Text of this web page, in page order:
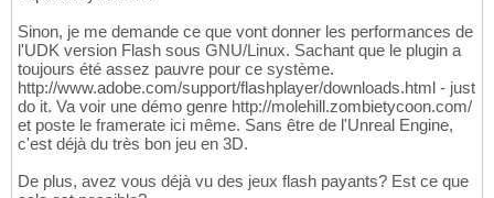
Sinon, je me demande ce que vont donner les performances de
l'UDK version Flash sous GNU/Linux. Sachant que le plugin a
toujours été assez pauvre pour ce système.
http://www.adobe.com/support/flashplayer/downloads.html - just
do it. Va voir une démo genre http://molehill.zombietycoon.com/
et poste le framerate ici même. Sans être de l'Unreal Engine,
c'est déjà du très bon jeu en 3D.
De plus, avez vous déjà vu des jeux flash payants? Est ce que